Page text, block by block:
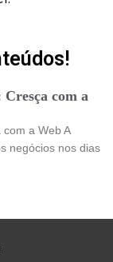
com a
a Web A
negócios nos dias